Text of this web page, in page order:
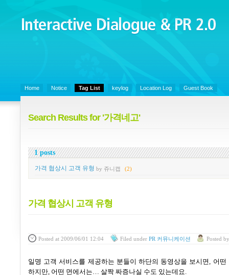
Interactive Dialogue &
PR 2.0
Home Notice Tag List keylog Location Log Guest Book
Search Results for '가격네고'
1 posts
가격 협상시 고객 유형 by 쥬니캡 (2)
가격 협상시 고객 유형
Posted at 2009/06/01 12:04 Filed under PR 커뮤니케이션 Posted
일명 고객 서비스를 제공하는 분들이 하단의 동영상을 보시면, 어떤
하지만, 어떤 면에서는… 살짝 짜증나실 수도 있는데요.